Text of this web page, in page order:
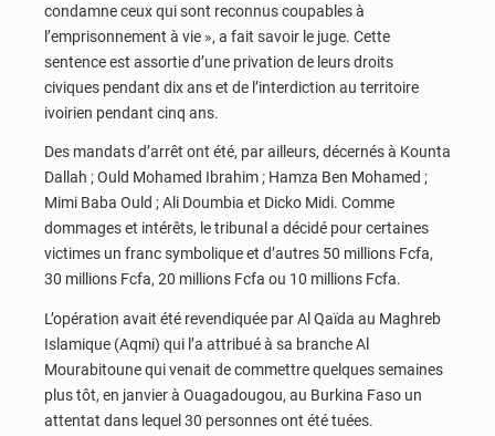
condamne ceux qui sont reconnus coupables à
l’emprisonnement à vie », a fait savoir le juge. Cette
sentence est assortie d’une privation de leurs droits
civiques pendant dix ans et de l’interdiction au territoire
ivoirien pendant cinq ans.
Des mandats d’arrêt ont été, par ailleurs, décernés à Kounta
Dallah ; Ould Mohamed Ibrahim ; Hamza Ben Mohamed ;
Mimi Baba Ould ; Ali Doumbia et Dicko Midi. Comme
dommages et intérêts, le tribunal a décidé pour certaines
victimes un franc symbolique et d’autres 50 millions Fcfa,
30 millions Fcfa, 20 millions Fcfa ou 10 millions Fcfa.
L’opération avait été revendiquée par Al Qaïda au Maghreb
Islamique (Aqmi) qui l’a attribué à sa branche Al
Mourabitoune qui venait de commettre quelques semaines
plus tôt, en janvier à Ouagadougou, au Burkina Faso un
attentat dans lequel 30 personnes ont été tuées.